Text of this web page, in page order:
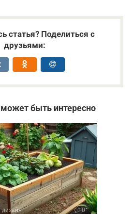
статья? Поделиться с
друзьями:
быть интересно
0